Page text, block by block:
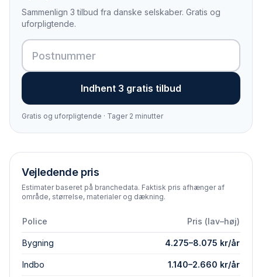
Sammenlign 3 tilbud fra danske selskaber. Gratis og
uforpligtende.
Indhent 3 gratis tilbud
Gratis og uforpligtende · Tager 2 minutter
Vejledende pris
Estimater baseret på branchedata. Faktisk pris afhænger af
område, størrelse, materialer og dækning.
Police Pris (lav–høj)
Bygning 4.275–8.075 kr/år
Indbo 1.140–2.660 kr/år